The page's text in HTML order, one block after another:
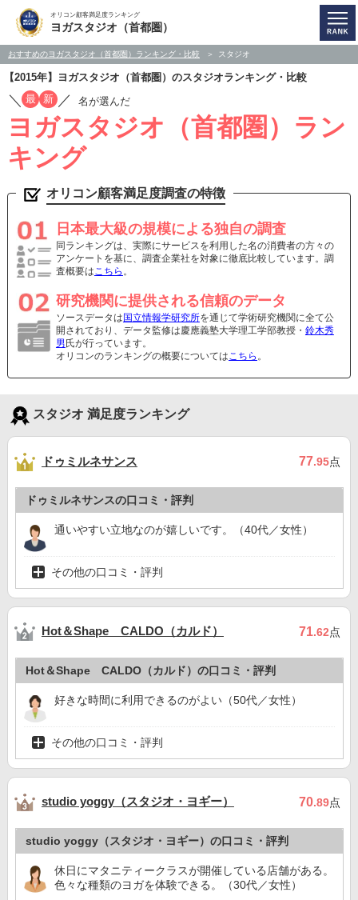
オリコン顧客満足度ランキング
ヨガスタジオ（首都圏）
おすすめのヨガスタジオ（首都圏）ランキング・比較 スタジオ
【2015年】ヨガスタジオ（首都圏）のスタジオランキング・比較
／ 最 新 ／ 名が選んだ
ヨガスタジオ（首都圏）ラン
キング
オリコン顧客満足度調査の特徴
日本最大級の規模による独自の調査
同ランキングは、実際にサービスを利用した名の消費者の方々の
アンケートを基に、調査企業社を対象に徹底比較しています。調
査概要はこちら 。
研究機関に提供される信頼のデータ
ソースデータは 国立情報学研究所を通じて学術研究機関に全て公
開されており、データ監修は慶應義塾大学理工学部教授・ 鈴木秀
男 氏が行っています。
オリコンのランキングの概要についてはこちら 。
スタジオ 満足度ランキング
ドゥミルネサンス 77.95点
ドゥミルネサンスの口コミ・評判
通いやすい立地なのが嬉しいです。（40代／女性）
その他の口コミ・評判
Hot＆Shape CALDO（カルド） 71.62点
Hot＆Shape CALDO（カルド）の口コミ・評判
好きな時間に利用できるのがよい（50代／女性）
その他の口コミ・評判
studio yoggy（スタジオ・ヨギー） 70.89点
studio yoggy（スタジオ・ヨギー）の口コミ・評判
休日にマタニティークラスが開催している店舗がある。
色々な種類のヨガを体験できる。（30代／女性）